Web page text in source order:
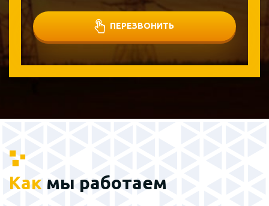
ПЕРЕЗВОНИТЬ
Как мы работаем